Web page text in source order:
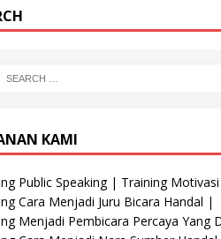
KAMI
Public Speaking | Training Motivasi
Cara Menjadi Juru Bicara Handal |
Menjadi Pembicara Percaya Yang